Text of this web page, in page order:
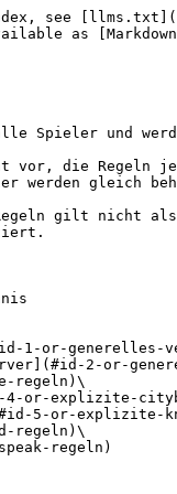
als Spam. Hierbei gilt es auch als ähnliche Nachricht, wenn nicht für dieselbe Sache geworben wird (Beispiel: zuerst wird für den Shop Werbung gemacht, danach folgt eine gesonderte Nachricht für die Auktion und dann für den Kartenshop). Diese Regelung bezieht sich auch auf gleiche/sehr ähnliche Werbung von mehreren Accounts.\
\ <mark style="color:yellow;">§ 1.2</mark> Das Umgehen des Chat-Filters ist untersagt.\
\ <mark style="color:yellow;">§ 1.3</mark> Beleidigungen, Provokationen und Drohungen in jeglicher Form sind untersagt.\
\ <mark style="color:yellow;">§ 1.4</mark> Rassistische, radikale und/oder extreme Äußerungen sind strengstens untersagt - unabhängig vom Hintergrund!\
\ <mark style="color:yellow;">§ 1.5</mark> Pornografische Äußerungen, Obszönitäten, Nacktheit o.Ä. sowie Links mit solchen Inhalten sind untersagt.\
\ <mark style="color:yellow;">§ 1.6</mark> Werbung in jeglicher Form ist untersagt. Gezielte Abwerbung wird streng bestraft.\ <mark style="color:yellow;">§ 1.6.1</mark> Es ist verboten, für externe Medien (z.B. Streams oder Videos) eines